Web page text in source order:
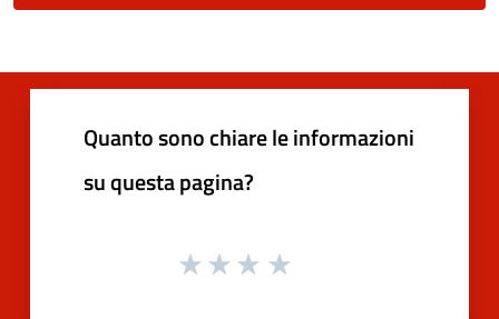
Quanto sono chiare le informazioni
su questa pagina?